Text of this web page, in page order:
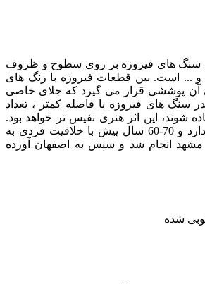
سنگ های فیروزه بر روی سطوح و ظروف
و ... است. بین قطعات فیروزه با رنگ های
آن پوششی قرار می گیرد که جلای خاصی
سنگ های فیروزه با فاصله کمتر ، تعداد
شوند، این اثر هنری نفیس تر خواهد بود.
این هنر قدمت زیادی ندارد و 70-60 سال پیش با خلاقیت فردی به
مشهد انجام شد و سپس به اصفهان آورده
شده